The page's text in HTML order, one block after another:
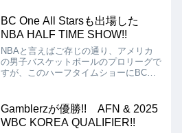
見事優勝となりました!!
BC One All Starsも出場した
NBA HALF TIME SHOW!!
NBAと言えばご存じの通り、アメリカ
の男子バスケットボールのプロリーグで
すが、このハーフタイムショーにBC
Gamblerzが優勝!! AFN & 2025
WBC KOREA QUALIFIER!!